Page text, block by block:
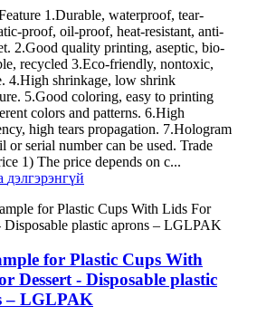
1.Durable, waterproof, tear-
proof, oil-proof, heat-resistant, anti-
2.Good quality printing, aseptic, bio-
recycled 3.Eco-friendly, nontoxic,
4.High shrinkage, low shrink
5.Good coloring, easy to printing
colors and patterns. 6.High
high tears propagation. 7.Hologram
or serial number can be used. Trade
1) The price depends on c...
дэлгэрэнгүй
for Plastic Cups With
Dessert - Disposable plastic
– LGLPAK